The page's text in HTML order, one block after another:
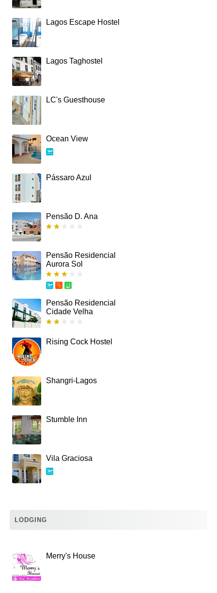
Lagos Escape Hostel
Lagos Taghostel
LC's Guesthouse
Ocean View
Pássaro Azul
Pensão D. Ana
Pensão Residencial
Aurora Sol
Pensão Residencial
Cidade Velha
Rising Cock Hostel
Shangri-Lagos
Stumble Inn
Vila Graciosa
LODGING
Merry's House